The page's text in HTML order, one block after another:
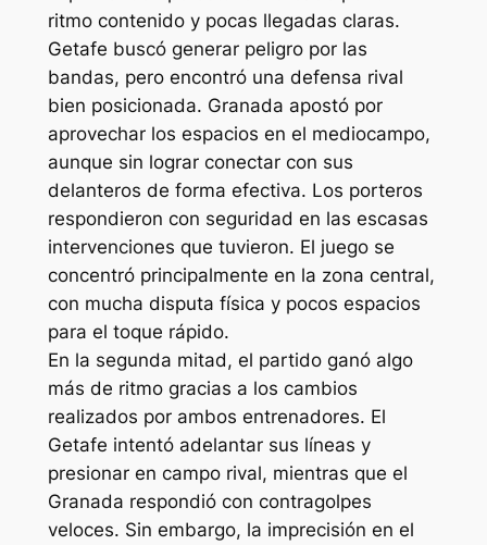
ritmo contenido y pocas llegadas claras.
Getafe buscó generar peligro por las
bandas, pero encontró una defensa rival
bien posicionada. Granada apostó por
aprovechar los espacios en el mediocampo,
aunque sin lograr conectar con sus
delanteros de forma efectiva. Los porteros
respondieron con seguridad en las escasas
intervenciones que tuvieron. El juego se
concentró principalmente en la zona central,
con mucha disputa física y pocos espacios
para el toque rápido.
En la segunda mitad, el partido ganó algo
más de ritmo gracias a los cambios
realizados por ambos entrenadores. El
Getafe intentó adelantar sus líneas y
presionar en campo rival, mientras que el
Granada respondió con contragolpes
veloces. Sin embargo, la imprecisión en el